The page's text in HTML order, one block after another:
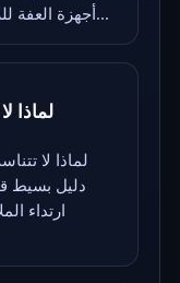
أجهزة العفة للرجال تثير اهتمام الكثيرين، إلا أن واقع...
لماذا
لماذا لا
دليل بسيط
ارتداء